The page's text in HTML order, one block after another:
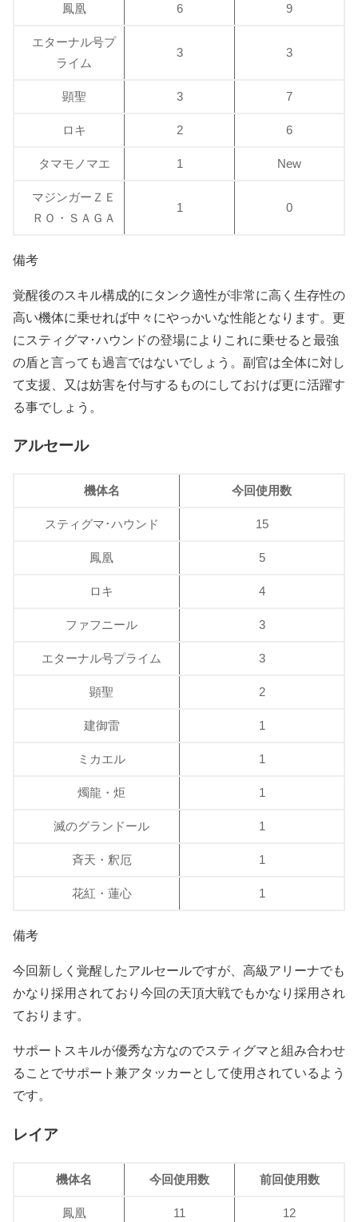
鳳凰 6 9
エターナル号プ
ライム
3 3
顕聖 3 7
ロキ 2 6
タマモノマエ 1 New
マジンガーＺＥ
ＲＯ・ＳＡＧＡ
1 0
備考
覚醒後のスキル構成的にタンク適性が非常に高く生存性の
高い機体に乗せれば中々にやっかいな性能となります。更
にスティグマ･ハウンドの登場によりこれに乗せると最強
の盾と言っても過言ではないでしょう。副官は全体に対し
て支援、又は妨害を付与するものにしておけば更に活躍す
る事でしょう。
アルセール
機体名 今回使用数
スティグマ･ハウンド 15
鳳凰 5
ロキ 4
ファフニール 3
エターナル号プライム 3
顕聖 2
建御雷 1
ミカエル 1
燭龍・炬 1
滅のグランドール 1
斉天・釈厄 1
花紅・蓮心 1
備考
今回新しく覚醒したアルセールですが、高級アリーナでも
かなり採用されており今回の天頂大戦でもかなり採用され
ております。
サポートスキルが優秀な方なのでスティグマと組み合わせ
ることでサポート兼アタッカーとして使用されているよう
です。
レイア
機体名 今回使用数 前回使用数
鳳凰 11 12